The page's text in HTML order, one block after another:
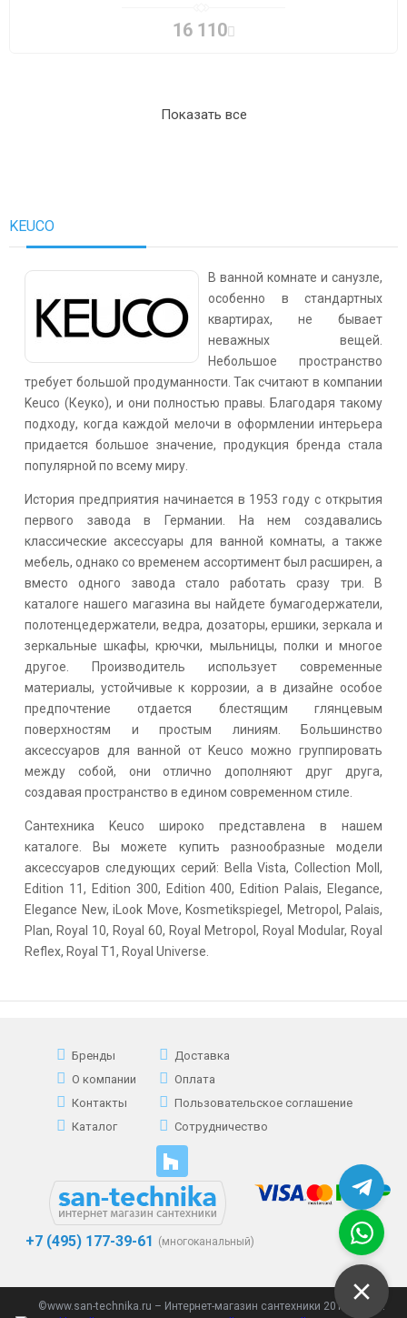
16 110
Показать все
KEUCO
В ванной комнате и санузле,
особенно в стандартных
квартирах, не бывает
неважных вещей.
Небольшое пространство
требует большой продуманности. Так считают в компании
Keuco (Кеуко), и они полностью правы. Благодаря такому
подходу, когда каждой мелочи в оформлении интерьера
придается большое значение, продукция бренда стала
популярной по всему миру.
История предприятия начинается в 1953 году с открытия
первого завода в Германии. На нем создавались
классические аксессуары для ванной комнаты, а также
мебель, однако со временем ассортимент был расширен, а
вместо одного завода стало работать сразу три. В
каталоге нашего магазина вы найдете бумагодержатели,
полотенцедержатели, ведра, дозаторы, ершики, зеркала и
зеркальные шкафы, крючки, мыльницы, полки и многое
другое. Производитель использует современные
материалы, устойчивые к коррозии, а в дизайне особое
предпочтение отдается блестящим глянцевым
поверхностям и простым линиям. Большинство
аксессуаров для ванной от Keuco можно группировать
между собой, они отлично дополняют друг друга,
создавая пространство в едином современном стиле.
Сантехника Keuco широко представлена в нашем
каталоге. Вы можете купить разнообразные модели
аксессуаров следующих серий: Bella Vista, Collection Moll,
Edition 11, Edition 300, Edition 400, Edition Palais, Elegance,
Elegance New, iLook Move, Kosmetikspiegel, Metropol, Palais,
Plan, Royal 10, Royal 60, Royal Metropol, Royal Modular, Royal
Reflex, Royal T1, Royal Universe.
Бренды
О компании
Контакты
Каталог
Доставка
Оплата
Пользовательское соглашение
Сотрудничество
+7 (495) 177-39-61 (многоканальный)
©www.san-technika.ru – Интернет-магазин сантехники 2013 - 2023.